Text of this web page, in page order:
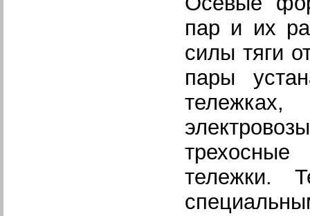
пар и их
силы тяги
пары
тележках,
тележки.